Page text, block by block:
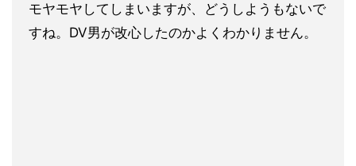
モヤモヤしてしまいますが、どうしようもないで
すね。DV男が改心したのかよくわかりません。